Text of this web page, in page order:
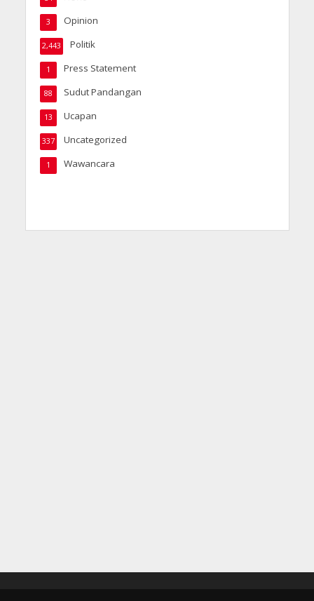
Opinion
3
Politik
2,443
Press Statement
1
Sudut Pandangan
88
Ucapan
13
Uncategorized
337
Wawancara
1